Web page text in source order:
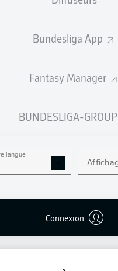
Bundesliga App
Fantasy Manager
BUNDESLIGA-GROUP
langue
Connexion
Publicité